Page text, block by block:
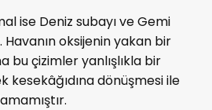
ise Deniz subayı ve Gemi
oksijenin yakan bir
bu çizimler yanlışlıkla bir
kesekâğıdına dönüşmesi ile